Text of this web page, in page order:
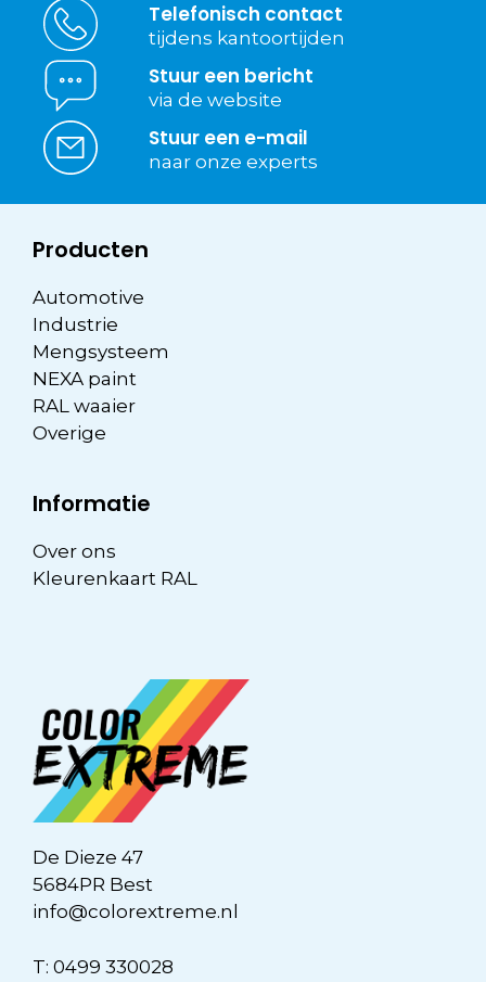
Telefonisch contact
tijdens kantoortijden
Stuur een bericht
via de website
Stuur een e-mail
naar onze experts
Producten
Automotive
Industrie
Mengsysteem
NEXA paint
RAL waaier
Overige
Informatie
Over ons
Kleurenkaart RAL
De Dieze 47
5684PR Best
info@colorextreme.nl
T: 0499 330028